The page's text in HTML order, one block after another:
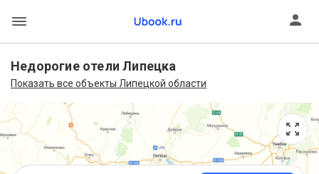
Недорогие отели Липецка
Показать все объекты Липецкой области